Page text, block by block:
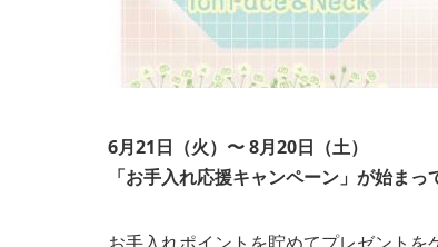
6月21日（火）〜 8月20日（土）
「お手入れ応援キャンペーン」が始まっ
お手入れポイントを貯めてプレゼント